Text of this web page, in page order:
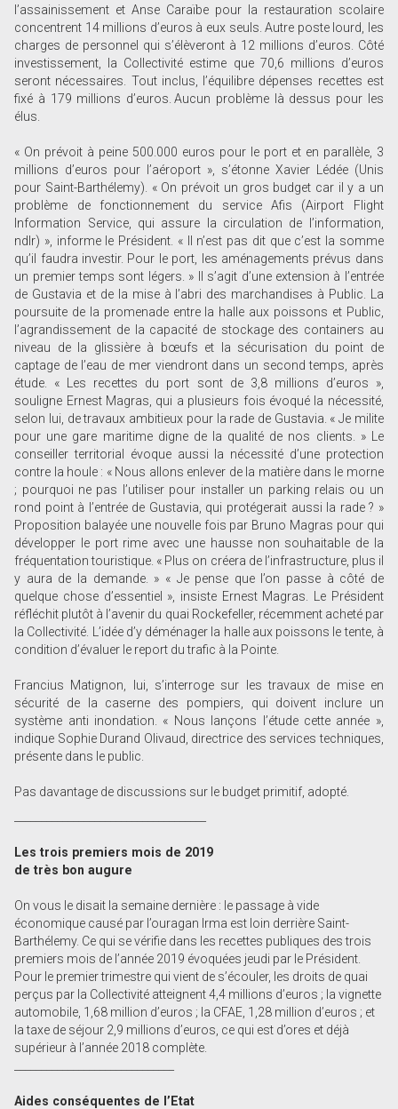
l’assainissement et Anse Caraïbe pour la restauration scolaire
concentrent 14 millions d’euros à eux seuls. Autre poste lourd, les
charges de personnel qui s’élèveront à 12 millions d’euros. Côté
investissement, la Collectivité estime que 70,6 millions d’euros
seront nécessaires. Tout inclus, l’équilibre dépenses recettes est
fixé à 179 millions d’euros. Aucun problème là dessus pour les
élus.
« On prévoit à peine 500.000 euros pour le port et en parallèle, 3
millions d’euros pour l’aéroport », s’étonne Xavier Lédée (Unis
pour Saint-Barthélemy). « On prévoit un gros budget car il y a un
problème de fonctionnement du service Afis (Airport Flight
Information Service, qui assure la circulation de l’information,
ndlr) », informe le Président. « Il n’est pas dit que c’est la somme
qu’il faudra investir. Pour le port, les aménagements prévus dans
un premier temps sont légers. » Il s’agit d’une extension à l’entrée
de Gustavia et de la mise à l’abri des marchandises à Public. La
poursuite de la promenade entre la halle aux poissons et Public,
l’agrandissement de la capacité de stockage des containers au
niveau de la glissière à bœufs et la sécurisation du point de
captage de l’eau de mer viendront dans un second temps, après
étude. « Les recettes du port sont de 3,8 millions d’euros »,
souligne Ernest Magras, qui a plusieurs fois évoqué la nécessité,
selon lui, de travaux ambitieux pour la rade de Gustavia. « Je milite
pour une gare maritime digne de la qualité de nos clients. » Le
conseiller territorial évoque aussi la nécessité d’une protection
contre la houle : « Nous allons enlever de la matière dans le morne
; pourquoi ne pas l’utiliser pour installer un parking relais ou un
rond point à l’entrée de Gustavia, qui protégerait aussi la rade ? »
Proposition balayée une nouvelle fois par Bruno Magras pour qui
développer le port rime avec une hausse non souhaitable de la
fréquentation touristique. « Plus on créera de l’infrastructure, plus il
y aura de la demande. » « Je pense que l’on passe à côté de
quelque chose d’essentiel », insiste Ernest Magras. Le Président
réfléchit plutôt à l’avenir du quai Rockefeller, récemment acheté par
la Collectivité. L’idée d’y déménager la halle aux poissons le tente, à
condition d’évaluer le report du trafic à la Pointe.
Francius Matignon, lui, s’interroge sur les travaux de mise en
sécurité de la caserne des pompiers, qui doivent inclure un
système anti inondation. « Nous lançons l’étude cette année »,
indique Sophie Durand Olivaud, directrice des services techniques,
présente dans le public.
Pas davantage de discussions sur le budget primitif, adopté.
Les trois premiers mois de 2019
de très bon augure
On vous le disait la semaine dernière : le passage à vide
économique causé par l’ouragan Irma est loin derrière Saint-
Barthélemy. Ce qui se vérifie dans les recettes publiques des trois
premiers mois de l’année 2019 évoquées jeudi par le Président.
Pour le premier trimestre qui vient de s’écouler, les droits de quai
perçus par la Collectivité atteignent 4,4 millions d’euros ; la vignette
automobile, 1,68 million d’euros ; la CFAE, 1,28 million d’euros ; et
la taxe de séjour 2,9 millions d’euros, ce qui est d’ores et déjà
supérieur à l’année 2018 complète.
Aides conséquentes de l’Etat